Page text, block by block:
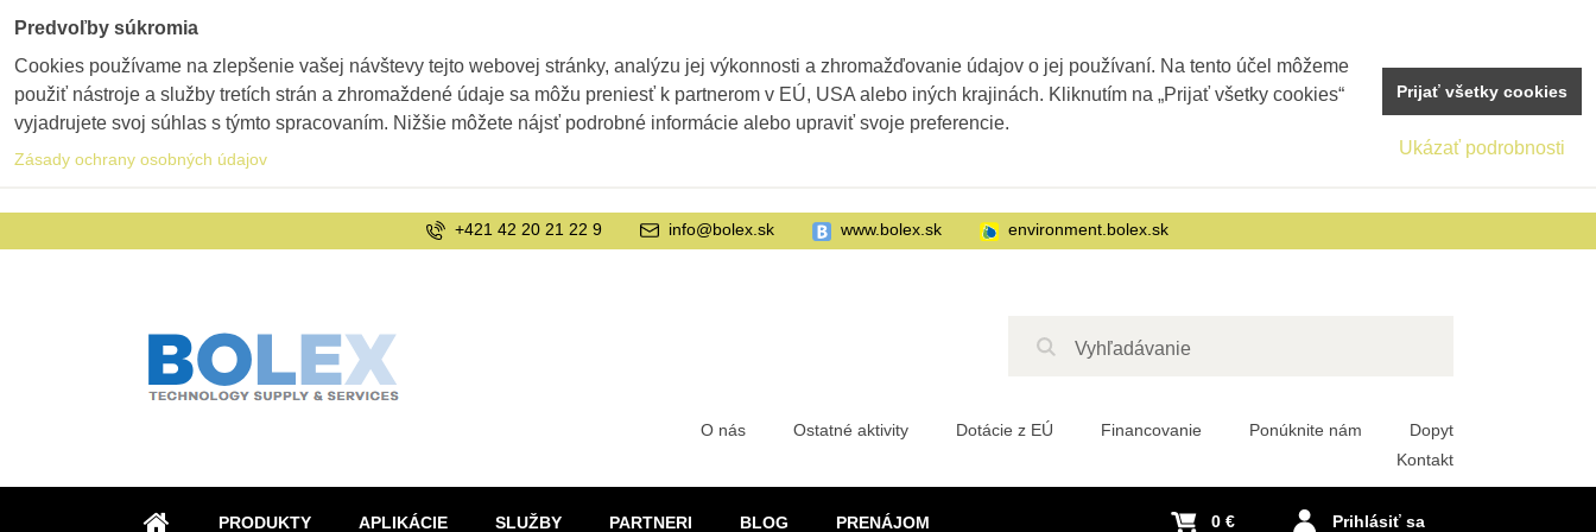
PRODUKTY APLIKÁCIE SLUŽBY PARTNERI BLOG PRENÁJOM
O nás Ostatné aktivity Dotácie z EÚ Financovanie Ponúknite nám
Dopyt
Kontakt
Prihlásiť sa
0 €
+421 42 20 21 22 9 info@bolex.sk www.bolex.sk environment.bolex.sk
Predvoľby súkromia
Cookies používame na zlepšenie vašej návštevy tejto webovej stránky, analýzu jej výkonnosti a zhromažďovanie údajov o jej používaní. Na tento účel môžeme
použiť nástroje a služby tretích strán a zhromaždené údaje sa môžu preniesť k partnerom v EÚ, USA alebo iných krajinách. Kliknutím na „Prijať všetky cookies“
vyjadrujete svoj súhlas s týmto spracovaním. Nižšie môžete nájsť podrobné informácie alebo upraviť svoje preferencie.
Zásady ochrany osobných údajov
Ukázať podrobnosti
Prijať všetky cookies